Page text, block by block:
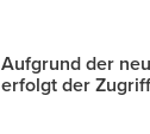
Aufgrund der
erfolgt der